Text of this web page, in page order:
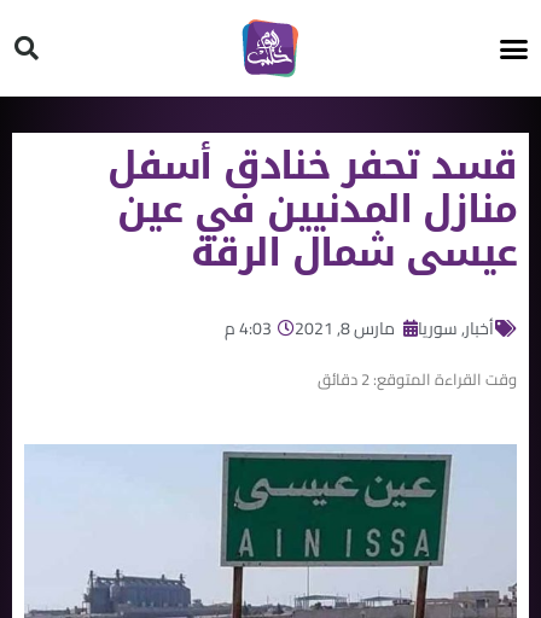
قسد تحفر خنادق أسفل
منازل المدنيين في عين
عيسى شمال الرقة
أخبار,سوريا مارس 8, 2021 4:03 م
وقت القراءة المتوقع:2دقائق